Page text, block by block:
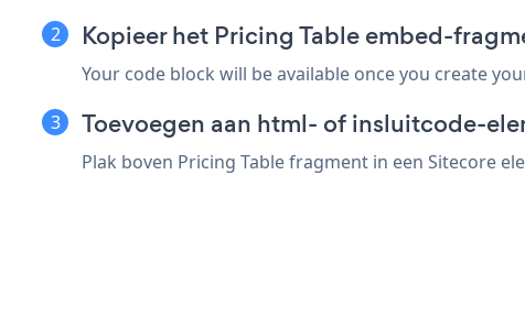
Kopieer het Pricing Table embed-
Your code block will be available once you create
Toevoegen aan html- of insluitcode-
Plak boven Pricing Table fragment in een Sitecore